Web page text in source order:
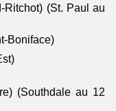
Ritchot) (St. Paul au
Boniface)
(Southdale au 12